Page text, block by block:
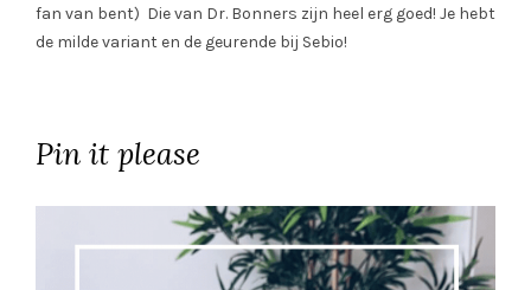
fan van bent) Die van Dr. Bonners zijn heel erg goed! Je hebt
de milde variant en de geurende bij Sebio!
Pin it please